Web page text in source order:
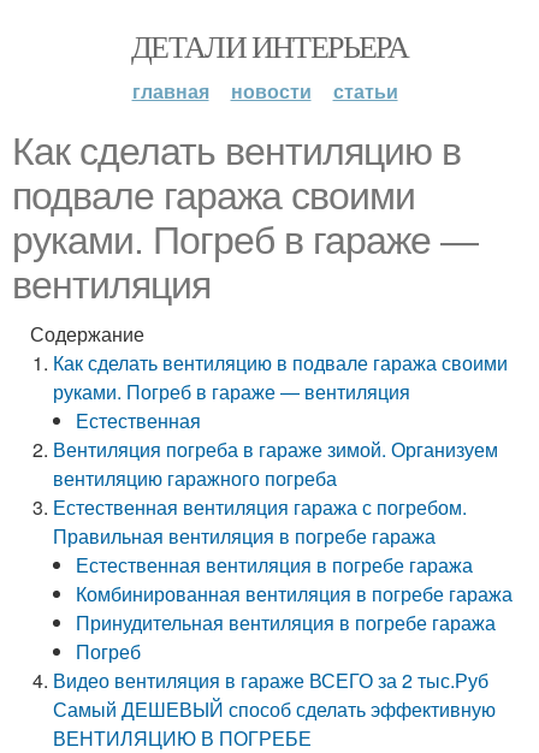
ДЕТАЛИ ИНТЕРЬЕРА
главная новости статьи
Как сделать вентиляцию в
подвале гаража своими
руками. Погреб в гараже —
вентиляция
Содержание
Как сделать вентиляцию в подвале гаража своими
руками. Погреб в гараже — вентиляция
Естественная
Вентиляция погреба в гараже зимой. Организуем
вентиляцию гаражного погреба
Естественная вентиляция гаража с погребом.
Правильная вентиляция в погребе гаража
Естественная вентиляция в погребе гаража
Комбинированная вентиляция в погребе гаража
Принудительная вентиляция в погребе гаража
Погреб
Видео вентиляция в гараже ВСЕГО за 2 тыс.Руб
Самый ДЕШЕВЫЙ способ сделать эффективную
ВЕНТИЛЯЦИЮ В ПОГРЕБЕ